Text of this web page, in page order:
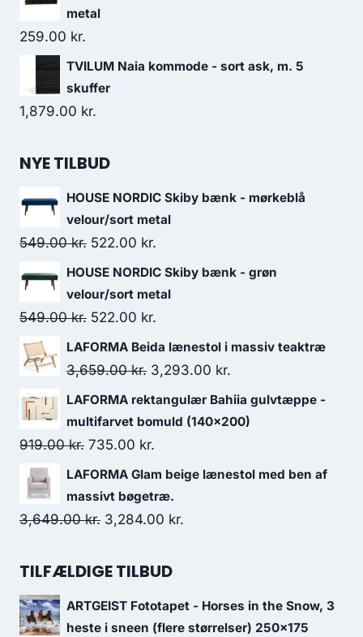
metal
259.00 kr.
TVILUM Naia kommode - sort ask, m. 5
skuffer
1,879.00 kr.
NYE TILBUD
HOUSE NORDIC Skiby bænk - mørkeblå
velour/sort metal
549.00kr. 522.00 kr.
HOUSE NORDIC Skiby bænk - grøn
velour/sort metal
549.00kr. 522.00 kr.
LAFORMA Beida lænestol i massiv teaktræ
3,659.00kr. 3,293.00 kr.
LAFORMA rektangulær Bahiia gulvtæppe -
multifarvet bomuld (140x200)
919.00kr. 735.00 kr.
LAFORMA Glam beige lænestol med ben af
massivt bøgetræ.
3,649.00kr. 3,284.00 kr.
TILFÆLDIGE TILBUD
ARTGEIST Fototapet - Horses in the Snow, 3
heste i sneen (flere størrelser) 250x175